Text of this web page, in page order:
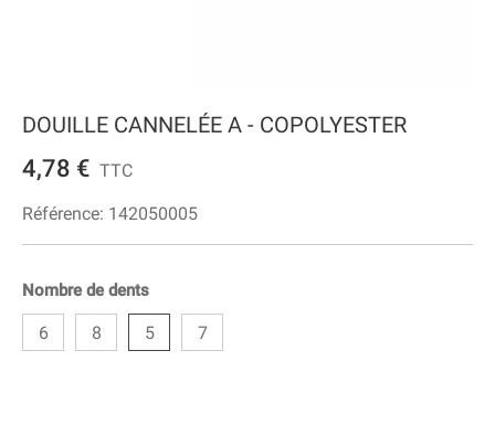
DOUILLE CANNELÉE A - COPOLYESTER
4,78 € TTC
Référence: 142050005
Nombre de dents
6 8 5 7